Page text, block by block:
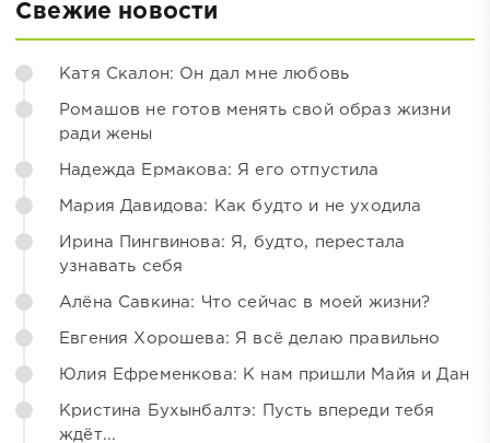
Свежие новости
Катя Скалон: Он дал мне любовь
Ромашов не готов менять свой образ жизни
ради жены
Надежда Ермакова: Я его отпустила
Мария Давидова: Как будто и не уходила
Ирина Пингвинова: Я, будто, перестала
узнавать себя
Алёна Савкина: Что сейчас в моей жизни?
Евгения Хорошева: Я всё делаю правильно
Юлия Ефременкова: К нам пришли Майя и Дан
Кристина Бухынбалтэ: Пусть впереди тебя
ждёт...